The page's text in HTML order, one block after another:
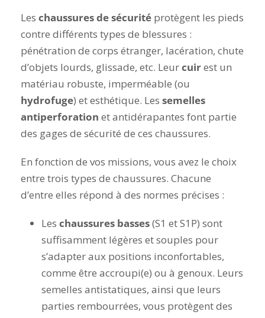
Les chaussures de sécurité protègent les pieds
contre différents types de blessures :
pénétration de corps étranger, lacération, chute
d’objets lourds, glissade, etc. Leurcuirest un
matériau robuste, imperméable (ou
hydrofuge) et esthétique. Les semelles
antiperforation et antidérapantes font partie
des gages de sécurité de ces chaussures.
En fonction de vos missions, vous avez le choix
entre trois types de chaussures. Chacune
d’entre elles répond à des normes précises :
Les chaussures basses(S1 et S1P) sont
suffisamment légères et souples pour
s’adapter aux positions inconfortables,
comme être accroupi(e) ou à genoux. Leurs
semelles antistatiques, ainsi que leurs
parties rembourrées, vous protègent des